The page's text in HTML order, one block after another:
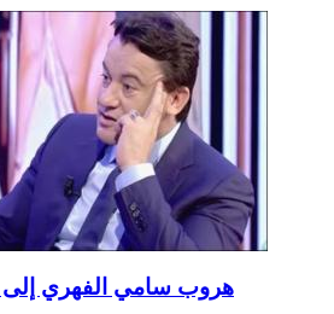
هروب سامي الفهري إلى